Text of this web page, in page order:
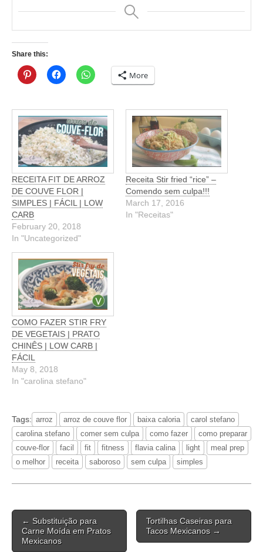
Share this:
More
RECEITA FIT DE ARROZ
DE COUVE FLOR |
SIMPLES | FÁCIL | LOW
CARB
February 20, 2018
In "Uncategorized"
Receita Stir fried “rice” –
Comendo sem culpa!!!
March 17, 2016
In "Receitas"
COMO FAZER STIR FRY
DE VEGETAIS | PRATO
CHINÊS | LOW CARB |
FÁCIL
May 8, 2018
In "carolina stefano"
Tags: arroz arroz de couve flor baixa caloria
carol stefano
carolina stefano
comer sem culpa como fazer
como preparar
couve-flor
facil fit fitness flavia calina light
meal prep
o melhor
receita saboroso sem culpa simples
Post
navigation
← Substituição para
Carne Moída em Pratos
Mexicanos
Tortilhas Caseiras para
Tacos Mexicanos →